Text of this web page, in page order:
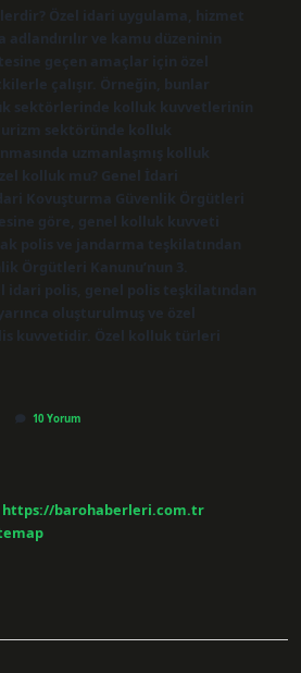
Özel idari uygulama, hizmet
adlandırılır ve kamu düzeninin
geçen amaçlar için özel
çalışır. Örneğin, bunlar
sektörlerinde kolluk kuvvetlerinin
sektöründe kolluk
uzmanlaşmış kolluk
kolluk mu? Genel İdari
Kovuşturma Güvenlik Örgütleri
göre, genel kolluk kuvveti
polis ve jandarma teşkilatından
Örgütleri Kanunu’nun 3.
idari polis, genel polis teşkilatından
oluşturulmuş ve özel
kuvvetidir. Özel kolluk türleri
10 Yorum
https://barohaberleri.com.tr